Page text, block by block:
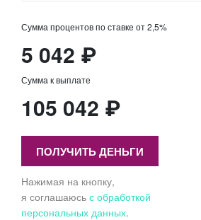
Сумма процентовпо ставке от 2,5%
5 042 ₽
Сумма к выплате
105 042 ₽
ПОЛУЧИТЬ ДЕНЬГИ
Нажимая на кнопку,
я соглашаюсь с обработкой
персональных данных.